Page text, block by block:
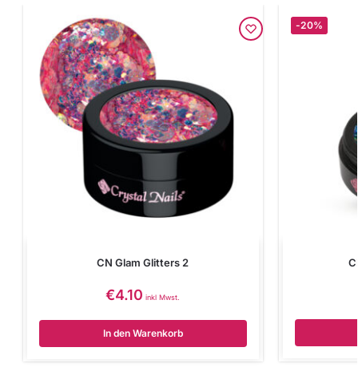
CN Glam Glitters 2
€4.10 inkl Mwst.
In den Warenkorb
-20%